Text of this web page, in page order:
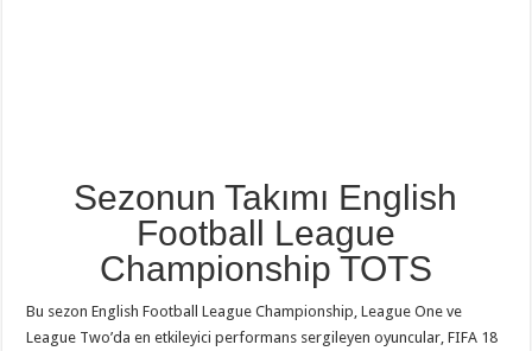
Sezonun Takımı English
Football League
Championship TOTS
Bu sezon English Football League Championship, League One ve
League Two’da en etkileyici performans sergileyen oyuncular, FIFA 18